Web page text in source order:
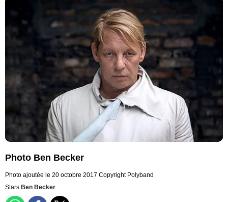
Photo Ben Becker
Photo ajoutée le 20 octobre 2017 Copyright Polyband
Stars Ben Becker